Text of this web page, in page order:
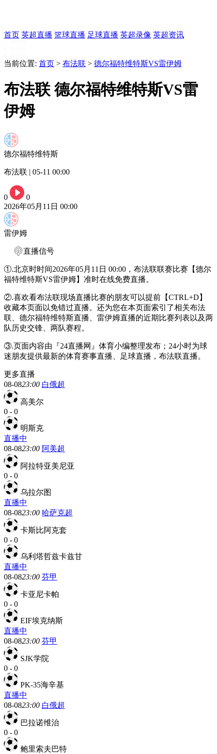
首页 英超直播 篮球直播 足球直播 英超录像 英超资讯
当前位置: 首页 > 布法联 > 德尔福特维特斯VS雷伊姆
布法联 德尔福特维特斯VS雷
伊姆
德尔福特维特斯
布法联 | 05-11 00:00
0
0
2026年05月11日 00:00
雷伊姆
直播信号
①.北京时时间2026年05月11日 00:00，布法联联赛比赛【德尔
福特维特斯VS雷伊姆】准时在线免费直播。
②.喜欢看布法联现场直播比赛的朋友可以提前【CTRL+D】
收藏本页面以免错过直播。还为您在本页面索引了相关布法
联、德尔福特维特斯直播、雷伊姆直播的近期比赛列表以及两
队历史交锋、两队赛程。
③.页面内容由『24直播网』体育小编整理发布；24小时为球
迷朋友提供最新的体育赛事直播、足球直播，布法联直播。
更多直播
08-0823:00 白俄超
高美尔
0 - 0
明斯克
直播中
08-0823:00 阿美超
阿拉特亚美尼亚
0 - 0
乌拉尔图
直播中
08-0823:00 哈萨克超
卡斯比阿克套
0 - 0
乌利塔哲兹卡兹甘
直播中
08-0823:00 芬甲
卡亚尼卡帕
0 - 0
EIF埃克纳斯
直播中
08-0823:00 芬甲
SJK学院
0 - 0
PK-35海辛基
直播中
08-0823:00 白俄超
巴拉诺维治
0 - 0
鲍里索夫巴特